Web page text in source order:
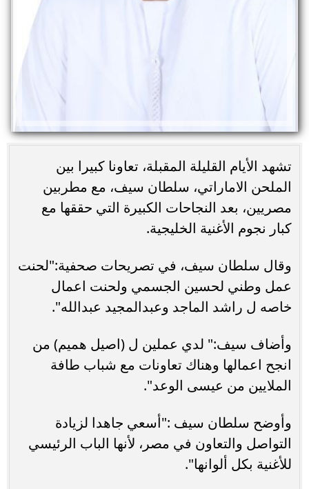
تشهد الأيام القليلة المقبلة، تعاونا كبيرا بين
الملحن الاماراتي، سلطان سيف، مع مطربين
مصريين، بعد النجاحات الكبيرة التي حققها مع
كبار نجوم الأغنية الخليجية.
وقال سلطان سيف، في تصريحات صحفية:"لحنت
عمل وطني لحسين الجسمي ولحنت اعمال
خاصه ل راشد الماجد وعبدالمجيد عبدالله".
وأضاف سيف:" لدي عملين ل (اصيل هميم) من
انجح اعمالها وهناك تعاونات مع شباب طافة
الملايين من عيسى الوعد".
وأوضح سلطان سيف :"أسعي جاهدا لزيادة
التواصل والتعاون في مصر، لأنها الباب الرئيسي
للأغنية بكل ألوانها".